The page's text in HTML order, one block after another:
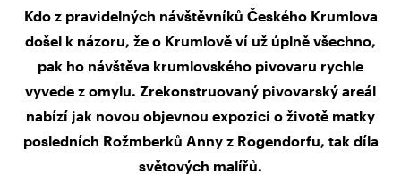
Kdo z pravidelných návštěvníků Českého Krumlova
došel k názoru, že o Krumlově ví už úplně všechno,
pak ho návštěva krumlovského pivovaru rychle
vyvede z omylu. Zrekonstruovaný pivovarský areál
nabízí jak novou objevnou expozici o životě matky
posledních Rožmberků Anny z Rogendorfu, tak díla
světových malířů.